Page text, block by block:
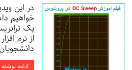
در این
خواهیم
یک
از نرم
ادامه